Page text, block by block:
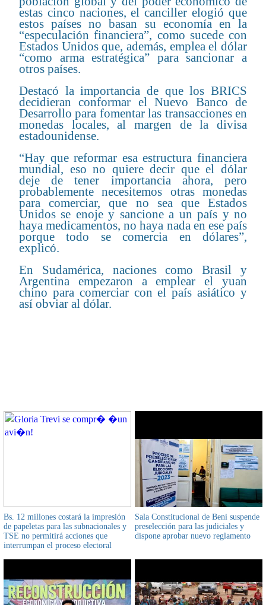
estas cinco naciones, el canciller elogió que
estos países no basan su economía en la
“especulación financiera”, como sucede con
Estados Unidos que, además, emplea el dólar
“como arma estratégica” para sancionar a
otros países.
Destacó la importancia de que los BRICS
decidieran conformar el Nuevo Banco de
Desarrollo para fomentar las transacciones en
monedas locales, al margen de la divisa
estadounidense.
“Hay que reformar esa estructura financiera
mundial, eso no quiere decir que el dólar
deje de tener importancia ahora, pero
probablemente necesitemos otras monedas
para comerciar, que no sea que Estados
Unidos se enoje y sancione a un país y no
haya medicamentos, no haya nada en ese país
porque todo se comercia en dólares”,
explicó.
En Sudamérica, naciones como Brasil y
Argentina empezaron a emplear el yuan
chino para comerciar con el país asiático y
así obviar al dólar.
Bs. 12 millones costará la impresión
de papeletas para las subnacionales y
TSE no permitirá acciones que
interrumpan el proceso electoral
Sala Constitucional de Beni suspende
preselección para las judiciales y
dispone aprobar nuevo reglamento